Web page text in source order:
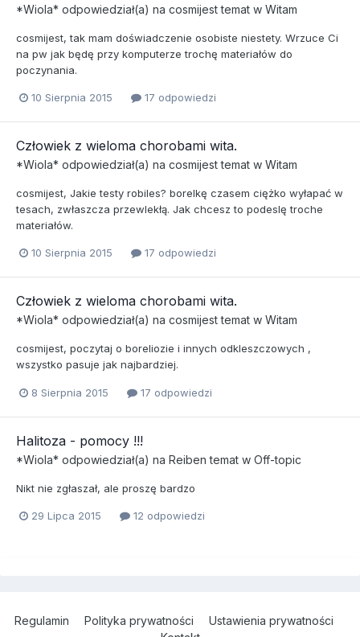
*Wiola* odpowiedział(a) na cosmijesttemat w Witam
cosmijest, tak mam doświadczenie osobiste niestety. Wrzuce Ci
na pw jak będę przy komputerze trochę materiałów do
poczynania.
10 Sierpnia 2015 17 odpowiedzi
Człowiek z wieloma chorobami wita.
*Wiola* odpowiedział(a) na cosmijesttemat w Witam
cosmijest, Jakie testy robiles? borelkę czasem ciężko wyłapać w
tesach, zwłaszcza przewlekłą. Jak chcesz to podeslę troche
materiałów.
10 Sierpnia 2015 17 odpowiedzi
Człowiek z wieloma chorobami wita.
*Wiola* odpowiedział(a) na cosmijesttemat w Witam
cosmijest, poczytaj o boreliozie i innych odkleszczowych ,
wszystko pasuje jak najbardziej.
8 Sierpnia 2015 17 odpowiedzi
Halitoza - pomocy !!!
*Wiola* odpowiedział(a) na Reiben temat w Off-topic
Nikt nie zgłaszał, ale proszę bardzo
29 Lipca 2015 12 odpowiedzi
Regulamin Polityka prywatności
Ustawienia prywatności